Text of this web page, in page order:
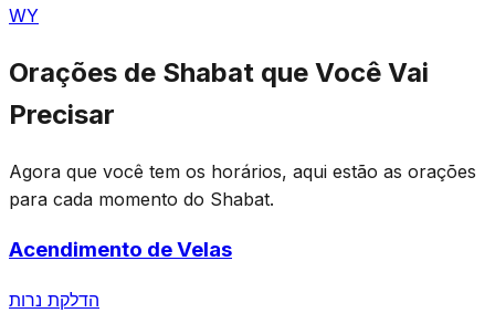
WY
Orações de Shabat que Você Vai
Precisar
Agora que você tem os horários, aqui estão as orações
para cada momento do Shabat.
Acendimento de Velas
הדלקת נרות